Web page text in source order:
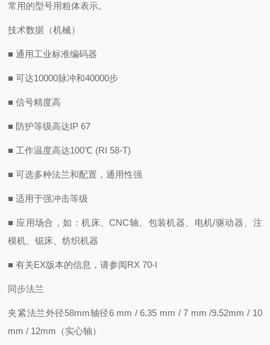
常用的型号用粗体表示。
技术数据（机械）
■ 通用工业标准编码器
■ 可达10000脉冲和40000步
■ 信号精度高
■ 防护等级高达IP 67
■ 工作温度高达100℃ (RI 58-T)
■ 可选多种法兰和配置，通用性强
■ 适用于强冲击等级
■ 应用场合，如：机床、CNC轴、包装机器、电机/驱动器、注
模机、锯床、纺织机器
■ 有关EX版本的信息，请参阅RX 70-I
同步法兰
夹紧法兰外径58mm轴径6 mm / 6.35 mm / 7 mm /9.52mm / 10
mm / 12mm（实心轴）